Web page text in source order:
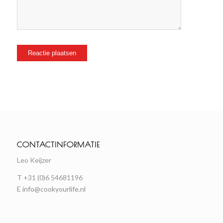
CONTACTINFORMATIE
Leo Keijzer
T +31 (0)6 54681196
E info@cookyourlife.nl